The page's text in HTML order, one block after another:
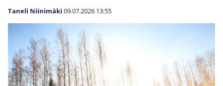
Taneli Niinimäki 09.07.2026 13:55